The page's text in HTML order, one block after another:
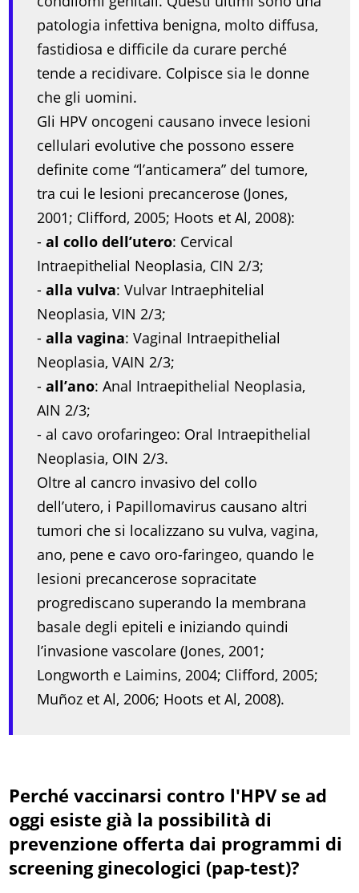
patologia infettiva benigna, molto diffusa,
fastidiosa e difficile da curare perché
tende a recidivare. Colpisce sia le donne
che gli uomini.
Gli HPV oncogeni causano invece lesioni
cellulari evolutive che possono essere
definite come “l’anticamera” del tumore,
tra cui le lesioni precancerose (Jones,
2001; Clifford, 2005; Hoots et Al, 2008):
-al collo dell’utero: Cervical
Intraepithelial Neoplasia, CIN 2/3;
-alla vulva: Vulvar Intraephitelial
Neoplasia, VIN 2/3;
-alla vagina: Vaginal Intraepithelial
Neoplasia, VAIN 2/3;
-all’ano: Anal Intraepithelial Neoplasia,
AIN 2/3;
- al cavo orofaringeo: Oral Intraepithelial
Neoplasia, OIN 2/3.
Oltre al cancro invasivo del collo
dell’utero, i Papillomavirus causano altri
tumori che si localizzano su vulva, vagina,
ano, pene e cavo oro-faringeo, quando le
lesioni precancerose sopracitate
progrediscano superando la membrana
basale degli epiteli e iniziando quindi
l’invasione vascolare (Jones, 2001;
Longworth e Laimins, 2004; Clifford, 2005;
Muñoz et Al, 2006; Hoots et Al, 2008).
Perché vaccinarsi contro l'HPV se ad
oggi esiste già la possibilità di
prevenzione offerta dai programmi di
screening ginecologici (pap-test)?